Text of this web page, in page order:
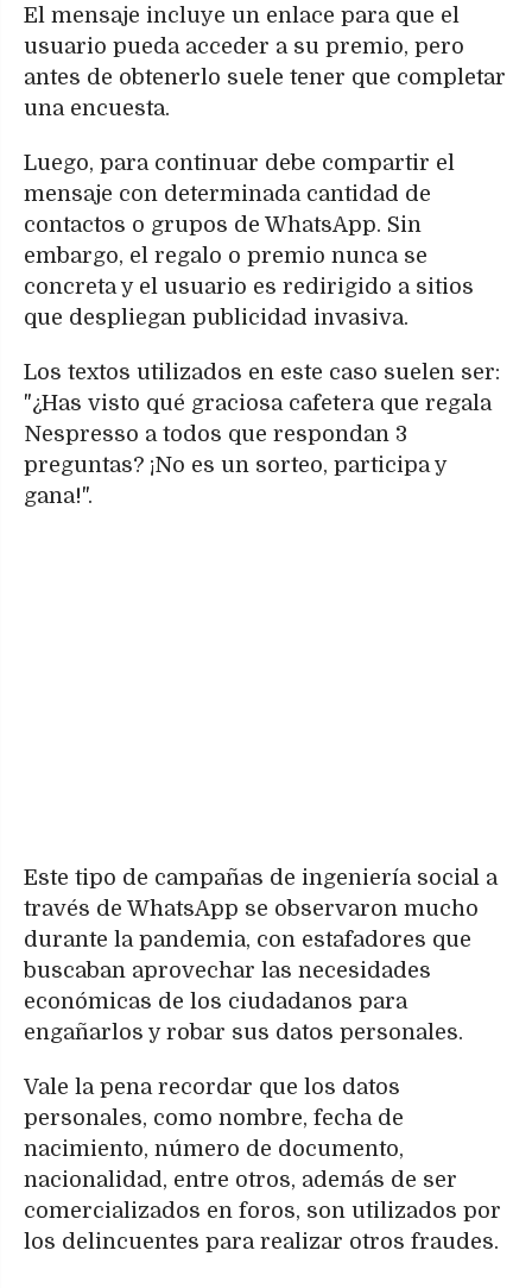
El mensaje incluye un enlace para que el
usuario pueda acceder a su premio, pero
antes de obtenerlo suele tener que completar
una encuesta.
Luego, para continuar debe compartir el
mensaje con determinada cantidad de
contactos o grupos de WhatsApp. Sin
embargo, el regalo o premio nunca se
concreta y el usuario es redirigido a sitios
que despliegan publicidad invasiva.
Los textos utilizados en este caso suelen ser:
"¿Has visto qué graciosa cafetera que regala
Nespresso a todos que respondan 3
preguntas? ¡No es un sorteo, participa y
gana!".
Este tipo de campañas de ingeniería social a
través de WhatsApp se observaron mucho
durante la pandemia, con estafadores que
buscaban aprovechar las necesidades
económicas de los ciudadanos para
engañarlos y robar sus datos personales.
Vale la pena recordar que los datos
personales, como nombre, fecha de
nacimiento, número de documento,
nacionalidad, entre otros, además de ser
comercializados en foros, son utilizados por
los delincuentes para realizar otros fraudes.